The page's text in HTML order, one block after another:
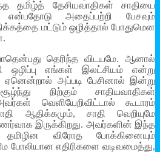
தமிழ்த் தேசியவாதிகள் சாதியை
என்பதோடு அதைப்பற்றி பேசவும்
மட்டும் ஒழித்தால் போதுமென
தெரிந்த விடயமே. ஆனால்
ஒழிப்பு எங்கள் இலட்சியம் என்று
ஏனென்றால் அப்படி பேசினால் இன்று
நிற்கும் சாதியவாதிகள்
வெளியேறிவிட்டால் கூடாரம்
ஆதிக்கமும், சாதி வெறியுமே
இருக்கிறது. அவர்களின் இந்த
தமிழின விரோத போக்கினையும்
போலியான எதிரிகளை வடிவமைத்து,